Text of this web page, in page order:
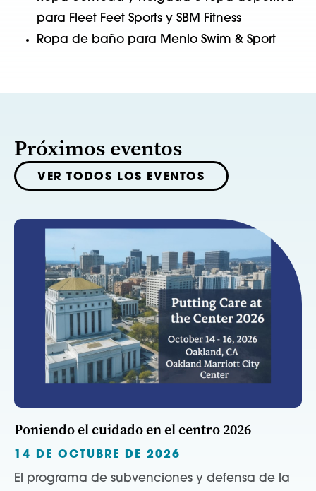
para Fleet Feet Sports y SBM Fitness
Ropa de baño para Menlo Swim & Sport
Próximos eventos
VER TODOS LOS EVENTOS
Poniendo el cuidado en el centro 2026
14 DE OCTUBRE DE 2026
El programa de subvenciones y defensa de la